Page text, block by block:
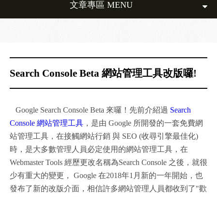
文章專區 MENU
Search Console Beta 網站管理工具改版囉!
Google Search Console Beta 來囉！先前介紹過 Search
Console 網站管理工具 ，是由 Google 所開發的一套免費網
站管理工具，在接觸網站行銷 與 SEO (收尋引擎最佳化)
時，是大多數管理人員必定使用的網站管理工具，在
Webmaster Tools 經歷更改名稱為Search Console 之後，就很
少有重大的變更， Google 在2018年1月新的一年開始，也
發布了新的改版介面，相信許多網站管理人員都收到了"歡